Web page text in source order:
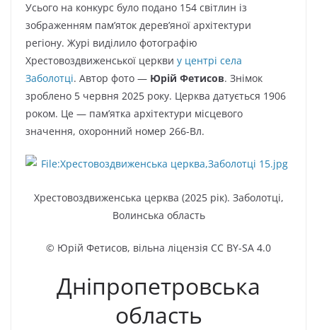
Усього на конкурс було подано 154 світлин із
зображенням пам’яток дерев’яної архітектури
регіону. Журі виділило фотографію
Хрестовоздвиженської церкви у центрі села
Заболотці. Автор фото — Юрій Фетисов. Знімок
зроблено 5 червня 2025 року. Церква датується 1906
роком. Це — пам’ятка архітектури місцевого
значення, охоронний номер 266-Вл.
Хрестовоздвиженська церква (2025 рік). Заболотці,
Волинська область
© Юрій Фетисов, вільна ліцензія CC BY-SA 4.0
Дніпропетровська
область